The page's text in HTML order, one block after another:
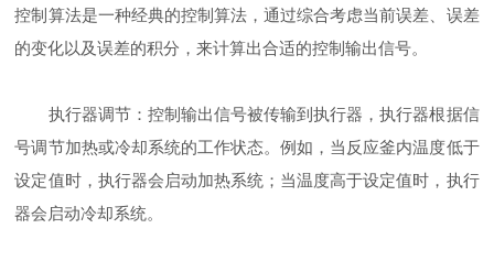
控制算法是一种经典的控制算法，通过综合考虑当前误差、误差
的变化以及误差的积分，来计算出合适的控制输出信号。
执行器调节：控制输出信号被传输到执行器，执行器根据信
号调节加热或冷却系统的工作状态。例如，当反应釜内温度低于
设定值时，执行器会启动加热系统；当温度高于设定值时，执行
器会启动冷却系统。